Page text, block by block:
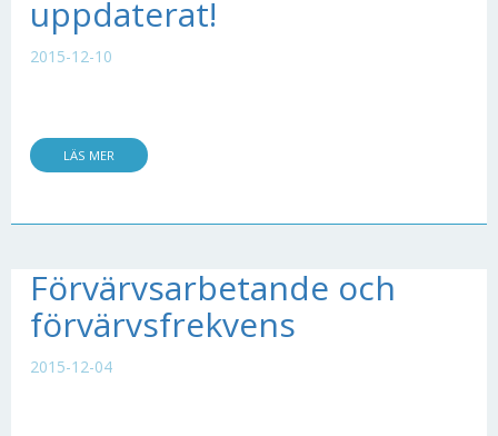
uppdaterat!
2015-12-10
LÄS MER
Förvärvsarbetande och
förvärvsfrekvens
2015-12-04